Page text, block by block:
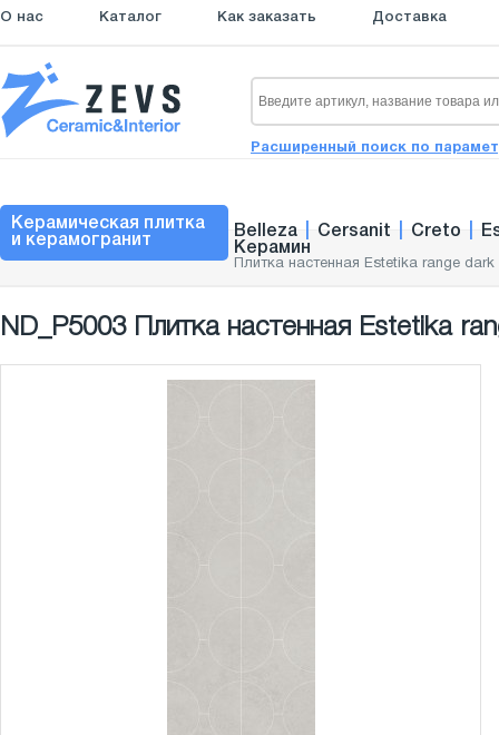
О нас Каталог Как заказать Доставка
Расширенный поиск по
Керамическая плитка
и керамогранит
Belleza Cersanit Creto
Керамин
Плитка настенная Estetika range dark
ND_P5003 Плитка настенная Estetika